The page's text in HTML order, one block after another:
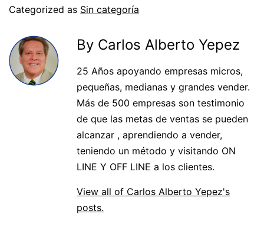
Categorized as Sin categoría
By Carlos Alberto Yepez
25 Años apoyando empresas micros,
pequeñas, medianas y grandes vender.
Más de 500 empresas son testimonio
de que las metas de ventas se pueden
alcanzar , aprendiendo a vender,
teniendo un método y visitando ON
LINE Y OFF LINE a los clientes.
View all of Carlos Alberto Yepez's
posts.